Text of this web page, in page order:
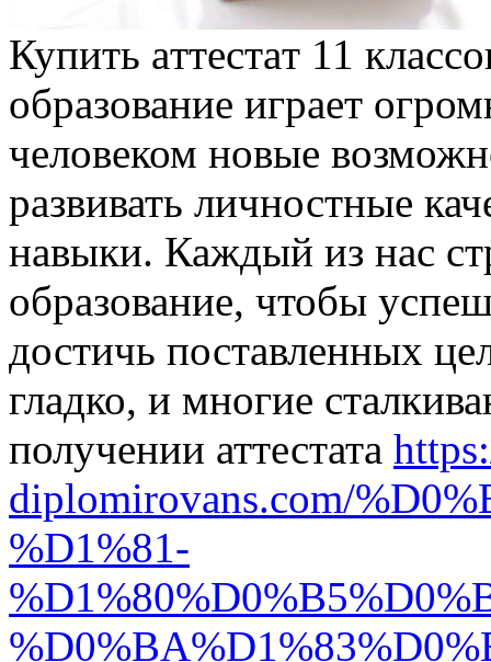
Купить aттeстaт 11
образование играет
человеком новые
развивать личностные
навыки. Каждый из нас
образование, чтобы
достичь поставленных
гладко, и многие
получении аттестата
diplomirovans.com/
%D1%81-